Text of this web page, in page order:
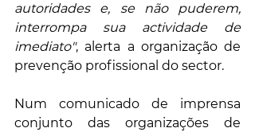
autoridades e, se não puderem,
interrompa sua actividade de
imediato", alerta a organização de
prevenção profissional do sector.
Num comunicado de imprensa
conjunto das organizações de